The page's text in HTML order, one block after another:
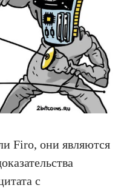
Firo, они являются
с